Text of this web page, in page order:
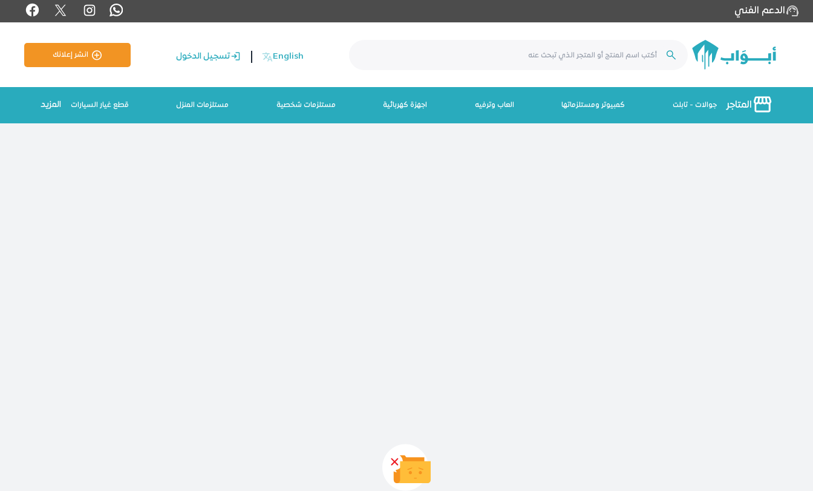
الدعم الفني
English تسجيل الدخول انشر إعلانك
المتاجر جوالات - تابلت كمبيوتر ومستلزماتها العاب وترفيه اجهزة كهربائية مستلزمات شخصية مستلزمات المنزل قطع غيار السيارات المزيد